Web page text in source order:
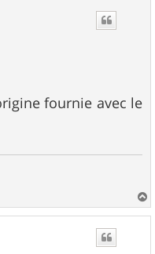
fournie avec le
a